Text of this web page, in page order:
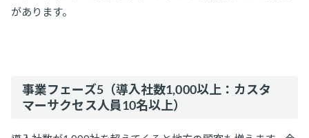
があります。
事業フェーズ5（導入社数1,000以上：カスタ
マーサクセス人員10名以上）